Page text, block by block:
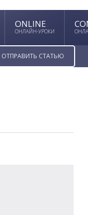
ONLINE
ОНЛАЙН-УРОКИ
ОТПРАВИТЬ СТАТЬЮ